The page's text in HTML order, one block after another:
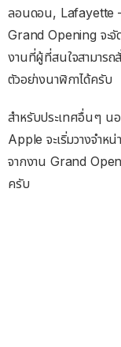
ลอนดอน, Lafayette –
Grand Opening จะ
งานที่ผู้ที่สนใจสามาร
ตัวอย่างนาฬิกาได้ครับ
สำหรับประเทศอื่นๆ น
Apple จะเริ่มวางจำ
จากงาน Grand
ครับ